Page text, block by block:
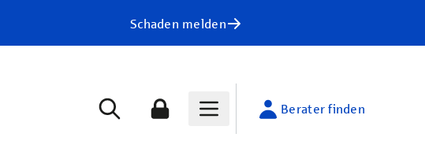
Schaden melden
Berater finden